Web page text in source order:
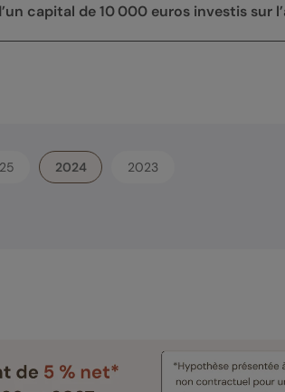
capital de 10 000 euros investis sur
2024 2023